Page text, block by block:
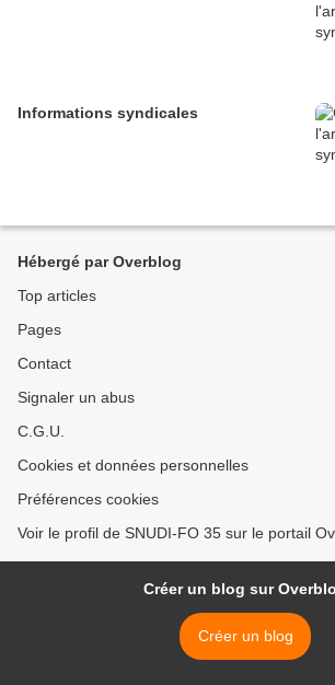
Informations syndicales
Hébergé par Overblog
Top articles
Pages
Contact
Signaler un abus
C.G.U.
Cookies et données personnelles
Préférences cookies
Voir le profil de SNUDI-FO 35 sur le portail
Créer un blog sur
Créer un blog